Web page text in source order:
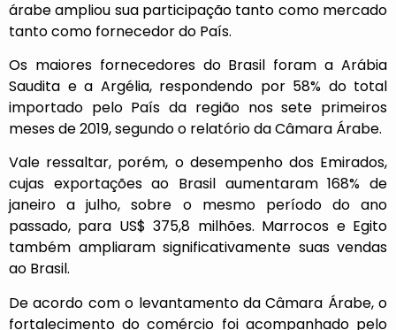
árabe ampliou sua participação tanto como mercado
tanto como fornecedor do País.
Os maiores fornecedores do Brasil foram a Arábia
Saudita e a Argélia, respondendo por 58% do total
importado pelo País da região nos sete primeiros
meses de 2019, segundo o relatório da Câmara Árabe.
Vale ressaltar, porém, o desempenho dos Emirados,
cujas exportações ao Brasil aumentaram 168% de
janeiro a julho, sobre o mesmo período do ano
passado, para US$ 375,8 milhões. Marrocos e Egito
também ampliaram significativamente suas vendas
ao Brasil.
De acordo com o levantamento da Câmara Árabe, o
fortalecimento do comércio foi acompanhado pelo